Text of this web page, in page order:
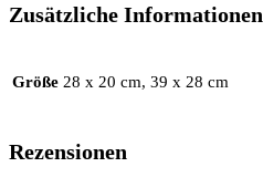
Zusätzliche Informationen
Größe 28 x 20 cm, 39 x 28 cm
Rezensionen